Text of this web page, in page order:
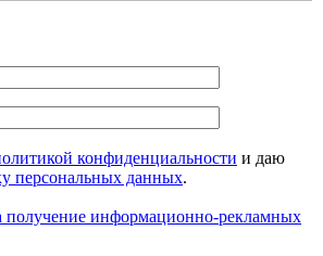
конфиденциальности и даю
персональных данных.
получение информационно-рекламных